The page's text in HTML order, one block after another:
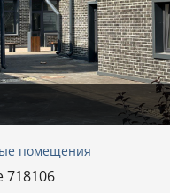
помещения
718106